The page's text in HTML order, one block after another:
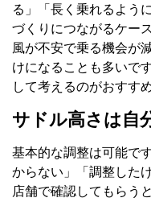
る」「長く乗れるよう
づくりにつながるケー
風が不安で乗る機会が
けになることも多いで
して考えるのがおすす
サドル高さは自
基本的な調整は可能で
からない」「調整した
店舗で確認してもらう